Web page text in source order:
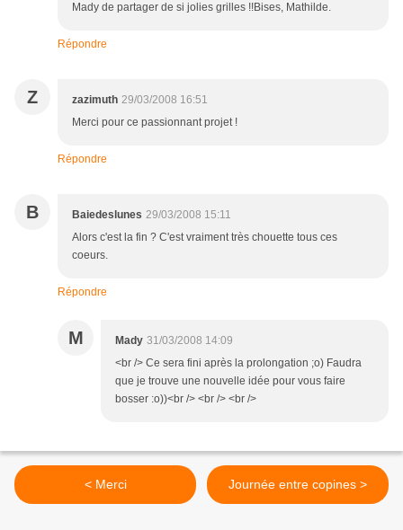
Mady de partager de si jolies grilles !!Bises, Mathilde.
Répondre
Z zazimuth 29/03/2008 16:51
Merci pour ce passionnant projet !
Répondre
B Baiedeslunes 29/03/2008 15:11
Alors c'est la fin ? C'est vraiment très chouette tous ces
coeurs.
Répondre
M Mady 31/03/2008 14:09
<br /> Ce sera fini après la prolongation ;o) Faudra
que je trouve une nouvelle idée pour vous faire
bosser :o))<br /> <br /> <br />
< Merci Journée entre copines >